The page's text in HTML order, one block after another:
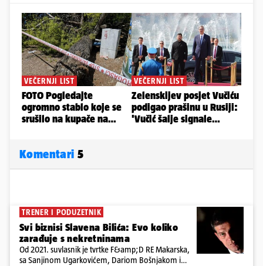
Komentari 5
TRENER I PODUZETNIK
Svi biznisi Slavena Bilića: Evo koliko
zarađuje s nekretninama
Od 2021. suvlasnik je tvrtke F&amp;D RE Makarska,
sa Sanjinom Ugarkovićem, Dariom Bošnjakom i